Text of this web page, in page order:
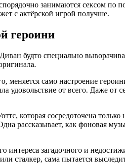
занимаются сексом по
с актёрской игрой получше.
героини
будто специально
меняется само настроение
от всего. Даже от
сосредоточена только
рассказывает, как фоновая
загадочного и
сталкер, сама пытается